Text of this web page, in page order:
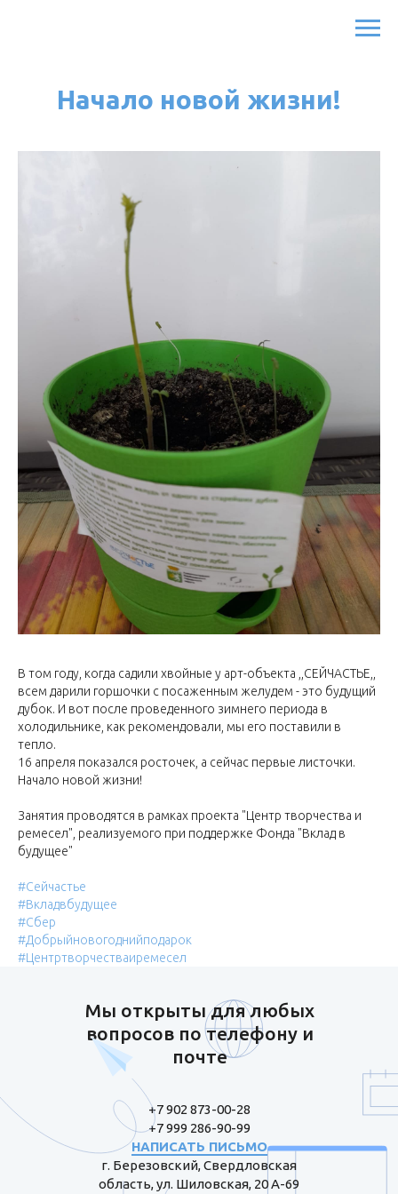
Начало новой жизни!
В том году, когда садили хвойные у арт-объекта ,,СЕЙЧАСТЬЕ,,
всем дарили горшочки с посаженным желудем - это будущий
дубок. И вот после проведенного зимнего периода в
холодильнике, как рекомендовали, мы его поставили в
тепло.
16 апреля показался росточек, а сейчас первые листочки.
Начало новой жизни!
Занятия проводятся в рамках проекта "Центр творчества и
ремесел", реализуемого при поддержке Фонда "Вклад в
будущее"
#Сейчастье
#Вкладвбудущее
#Сбер
#Добрыйновогоднийподарок
#Центртворчестваиремесел
Мы открыты для любых
вопросов по телефону и
почте
+7 902 873-00-28
+7 999 286-90-99
НАПИСАТЬ ПИСЬМО
г. Березовский, Свердловская
область, ул. Шиловская, 20 А-69